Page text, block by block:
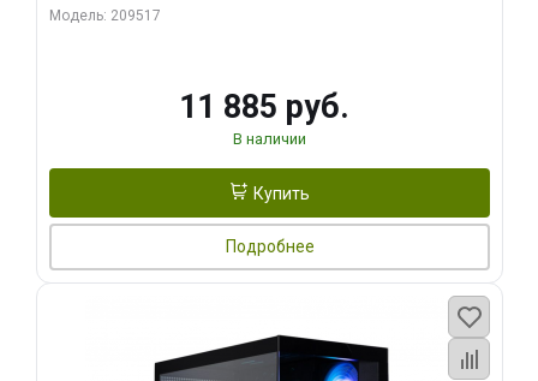
Модель: 209517
11 885 руб.
В наличии
Купить
Подробнее